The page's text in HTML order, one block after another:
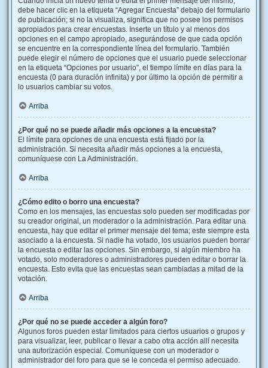
debe hacer clic en la etiqueta “Agregar Encuesta” debajo del formulario
de publicación; si no la visualiza, significa que no posee los permisos
apropiados para crear encuestas. Inserte un título y al menos dos
opciones en el campo apropiado, asegurándose de que cada opción
se encuentre en la correspondiente línea del formulario. También
puede elegir el número de opciones que el usuario puede seleccionar
en la etiqueta “Opciones por usuario”, el tiempo límite en días para la
encuesta (0 para duración infinita) y por último la opción de permitir a
lo usuarios cambiar su votos.
Arriba
¿Por qué no se puede añadir más opciones a la encuesta?
El límite para opciones de una encuesta está fijado por la
administración. Si necesita añadir más opciones a la encuesta,
comuníquese con La Administración.
Arriba
¿Cómo edito o borro una encuesta?
Como en los mensajes, las encuestas solo pueden ser modificadas por
su creador original, un moderador o la administración. Para editar una
encuesta, hay que editar el primer mensaje del tema; este siempre esta
asociado a la encuesta. Si nadie ha votado, los usuarios pueden borrar
la encuesta o editar las opciones. Sin embargo, si algún miembro ha
votado, solo moderadores o administradores pueden editar o borrar la
encuesta. Esto evita que las encuestas sean cambiadas a mitad de la
votación.
Arriba
¿Por qué no se puede acceder a algún foro?
Algunos foros pueden estar limitados para ciertos usuarios o grupos y
para visualizar, leer, publicar o llevar a cabo otra acción allí necesita
una autorización especial. Comuníquese con un moderador o
administrador del foro para que se le conceda el permiso adecuado.